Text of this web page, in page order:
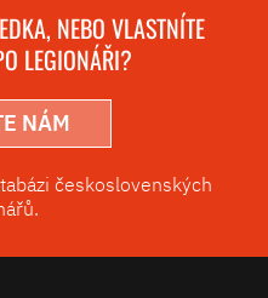
NEBO VLASTNÍTE
LEGIONÁŘI?
NÁM
československých